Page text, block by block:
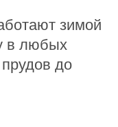
зимой
в любых
до